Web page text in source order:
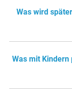
Was wird
Was mit